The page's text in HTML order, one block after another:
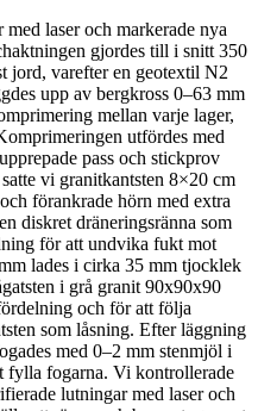
laser och markerade nya
gjordes till i snitt 350
jord, varefter en geotextil N2
upp av bergkross 0–63 mm
mellan varje lager,
utfördes med
pass och stickprov
vi granitkantsten 8×20 cm
förankrade hörn med extra
diskret dräneringsränna som
för att undvika fukt mot
lades i cirka 35 mm tjocklek
i grå granit 90x90x90
och för att följa
som låsning. Efter läggning
med 0–2 mm stenmjöl i
fylla fogarna. Vi kontrollerade
lutningar med laser och